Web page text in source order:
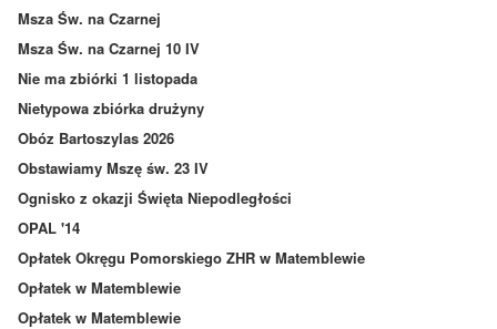
Msza Św. na Czarnej
Msza Św. na Czarnej 10 IV
Nie ma zbiórki 1 listopada
Nietypowa zbiórka drużyny
Obóz Bartoszylas 2026
Obstawiamy Mszę św. 23 IV
Ognisko z okazji Święta Niepodległości
OPAL '14
Opłatek Okręgu Pomorskiego ZHR w Matemblewie
Opłatek w Matemblewie
Opłatek w Matemblewie